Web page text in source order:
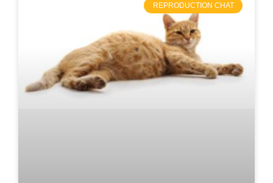
REPRODUCTION CHAT